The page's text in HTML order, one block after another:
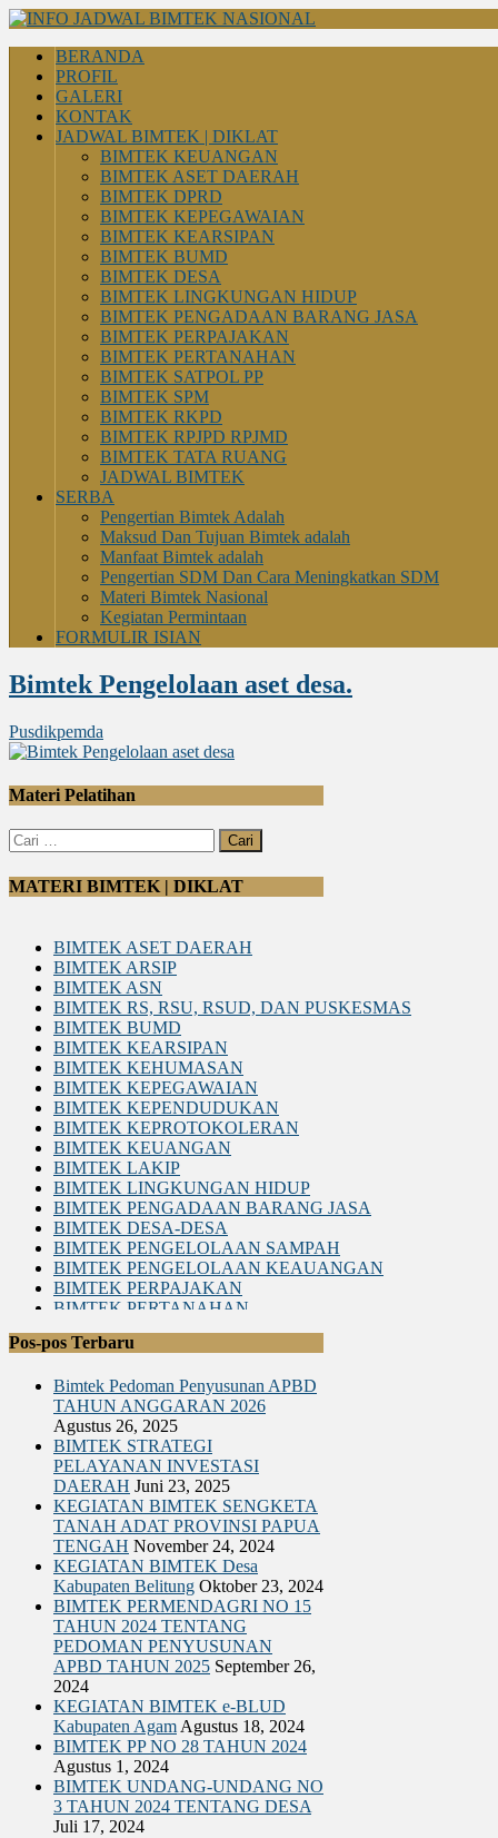
BERANDA
PROFIL
GALERI
KONTAK
JADWAL BIMTEK | DIKLAT
BIMTEK KEUANGAN
BIMTEK ASET DAERAH
BIMTEK DPRD
BIMTEK KEPEGAWAIAN
BIMTEK KEARSIPAN
BIMTEK BUMD
BIMTEK DESA
BIMTEK LINGKUNGAN HIDUP
BIMTEK PENGADAAN BARANG JASA
BIMTEK PERPAJAKAN
BIMTEK PERTANAHAN
BIMTEK SATPOL PP
BIMTEK SPM
BIMTEK RKPD
BIMTEK RPJPD RPJMD
BIMTEK TATA RUANG
JADWAL BIMTEK
SERBA
Pengertian Bimtek Adalah
Maksud Dan Tujuan Bimtek adalah
Manfaat Bimtek adalah
Pengertian SDM Dan Cara Meningkatkan SDM
Materi Bimtek Nasional
Kegiatan Permintaan
FORMULIR ISIAN
Bimtek Pengelolaan aset desa.
Pusdikpemda
Materi Pelatihan
Cari
untuk:
MATERI BIMTEK | DIKLAT
BIMTEK ASET DAERAH
BIMTEK ARSIP
BIMTEK ASN
BIMTEK RS, RSU, RSUD, DAN PUSKESMAS
BIMTEK BUMD
BIMTEK KEARSIPAN
BIMTEK KEHUMASAN
BIMTEK KEPEGAWAIAN
BIMTEK KEPENDUDUKAN
BIMTEK KEPROTOKOLERAN
BIMTEK KEUANGAN
BIMTEK LAKIP
BIMTEK LINGKUNGAN HIDUP
BIMTEK PENGADAAN BARANG JASA
BIMTEK DESA-DESA
BIMTEK PENGELOLAAN SAMPAH
BIMTEK PENGELOLAAN KEAUANGAN
BIMTEK PERPAJAKAN
BIMTEK PERTANAHAN
BIMTEK RKPD
BIMTEK SATPOL PP
BIMTEK DPRD|SET. DPRD
BIMTEK SPM
BIMTEK SOP
BIMTEK KEPENDUDUKAN & CATATAN SIPIL
BIMTEK TATA RUANG
BIMTEK UMUM
Pos-pos Terbaru
Bimtek Pedoman Penyusunan APBD
TAHUN ANGGARAN 2026
Agustus 26, 2025
BIMTEK STRATEGI
PELAYANAN INVESTASI
DAERAH Juni 23, 2025
KEGIATAN BIMTEK SENGKETA
TANAH ADAT PROVINSI PAPUA
TENGAH November 24, 2024
KEGIATAN BIMTEK Desa
Kabupaten Belitung Oktober 23, 2024
BIMTEK PERMENDAGRI NO 15
TAHUN 2024 TENTANG
PEDOMAN PENYUSUNAN
APBD TAHUN 2025 September 26,
2024
KEGIATAN BIMTEK e-BLUD
Kabupaten AgamAgustus 18, 2024
BIMTEK PP NO 28 TAHUN 2024
Agustus 1, 2024
BIMTEK UNDANG-UNDANG NO
3 TAHUN 2024 TENTANG DESA
Juli 17, 2024